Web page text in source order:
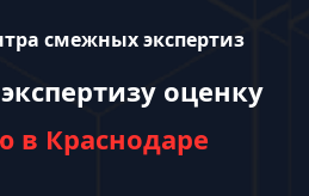
смежных экспертиз
оценку
в Краснодаре